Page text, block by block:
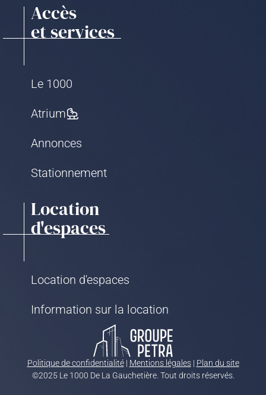
Accès
et services
Le 1000
Atrium
Annonces
Stationnement
Location
d'espaces
Location d'espaces
Information sur la location
Politique de confidentialité| Mentions légales| Plan du site
©2025 Le 1000 De La Gauchetière. Tout droits réservés.